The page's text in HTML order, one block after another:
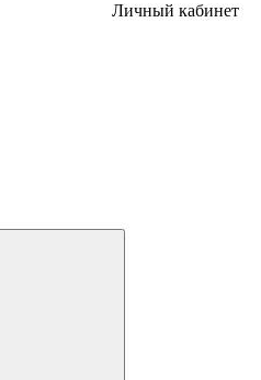
Личный кабинет